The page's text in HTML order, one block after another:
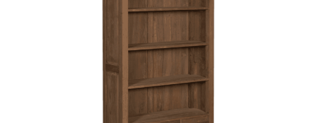
binnenmeubelen